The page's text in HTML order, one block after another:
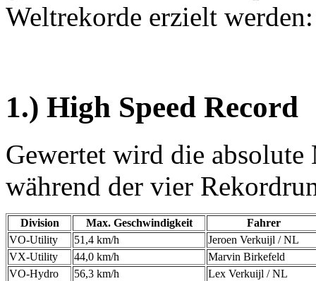
Weltrekorde erzielt werden:
1.) High Speed Record
Gewertet wird die
während der vier
Division Max. Geschwindigkeit
Fahrer
VO-Utility
51,4 km/h
Jeroen Verkuijl / NL
VX-Utility
44,0 km/h
Marvin Birkefeld
VO-Hydro
56,3 km/h Lex Verkuijl / NL